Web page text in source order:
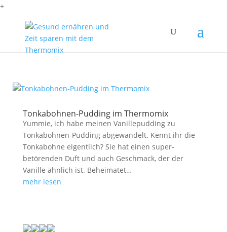
+
Tonkabohnen-Pudding im Thermomix
Yummie, ich habe meinen Vanillepudding zu
Tonkabohnen-Pudding abgewandelt. Kennt ihr die
Tonkabohne eigentlich? Sie hat einen super-
betörenden Duft und auch Geschmack, der der
Vanille ähnlich ist. Beheimatet…
mehr lesen